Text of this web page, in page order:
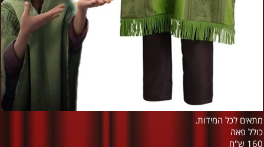
מתאים לכל המידות.
כולל פאה
160 ש"ח